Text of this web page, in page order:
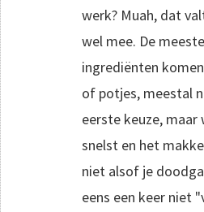
werk? Muah, dat
wel mee. De meeste
ingrediënten
of potjes, meestal
eerste keuze, maar
snelst en het
niet alsof je
eens een keer niet